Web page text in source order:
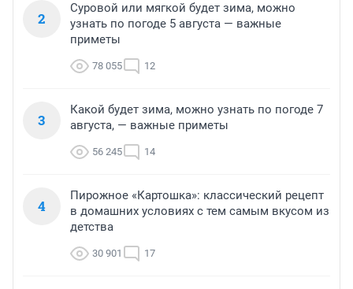
2
Суровой или мягкой будет зима, можно
узнать по погоде 5 августа — важные
приметы
78 055 12
3
Какой будет зима, можно узнать по погоде 7
августа, — важные приметы
56 245 14
4
Пирожное «Картошка»: классический рецепт
в домашних условиях с тем самым вкусом из
детства
30 901 17